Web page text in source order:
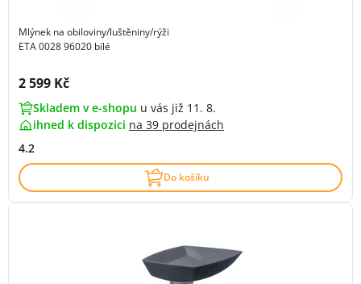
Mlýnek na obiloviny/luštěniny/rýži
ETA 0028 96020 bílé
Cena s DPH:
2 599 Kč
Skladem v e-shopu u vás již 11. 8.
ihned k dispozici na 39 prodejnách
4.2
Do košíku